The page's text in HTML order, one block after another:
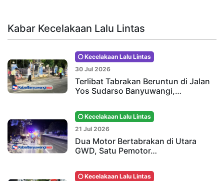
Kabar Kecelakaan Lalu Lintas
Kecelakaan Lalu Lintas
30 Jul 2026
Terlibat Tabrakan Beruntun di Jalan
Yos Sudarso Banyuwangi,…
Kecelakaan Lalu Lintas
21 Jul 2026
Dua Motor Bertabrakan di Utara
GWD, Satu Pemotor…
Kecelakaan Lalu Lintas